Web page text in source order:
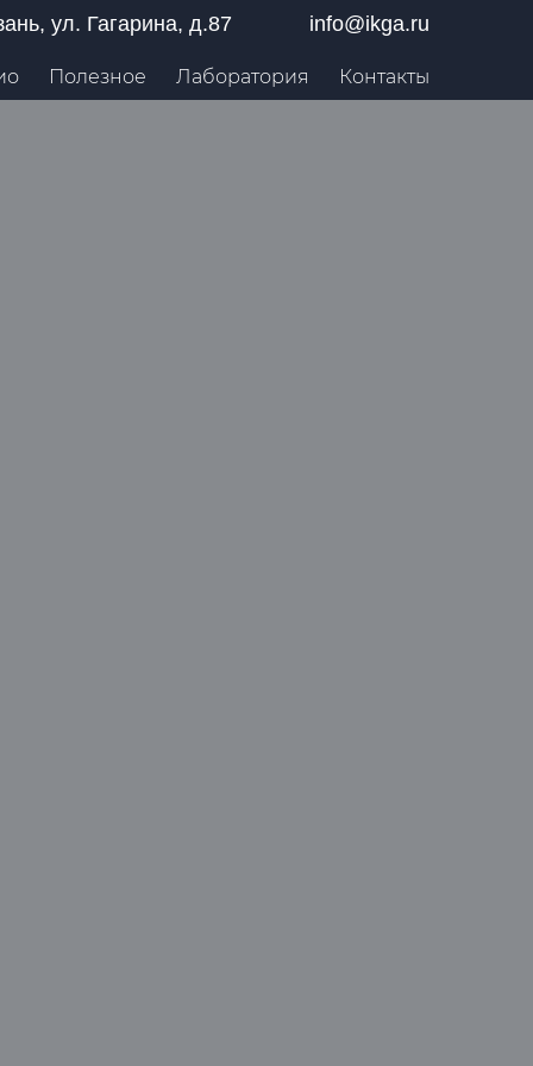
info@ikga.ru
ул. Гагарина, д.87
Полезное Лаборатория Контакты